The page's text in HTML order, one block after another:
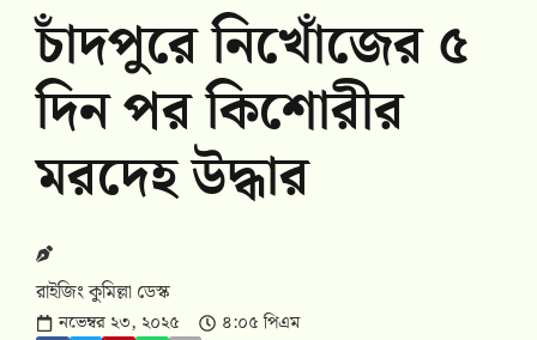
চাঁদপুরে নিখোঁজের ৫
দিন পর কিশোরীর
মরদেহ উদ্ধার
রাইজিং কুমিল্লা ডেস্ক
নভেম্বর ২৩, ২০২৫ ৪:০৫ পিএম